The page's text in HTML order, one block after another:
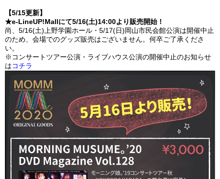
【5/15更新】
★e-LineUP!Mallにて5/16(土)14:00より販売開始！
尚、5/16(土)上野学園ホール・5/17(日)岡山市民会館公演は開催中止
のため、会場でのグッズ販売はございません。何卒ご了承くださ
い。
※コンサートツアー公演・ライブハウス公演の開催中止のお知らせ
はコチラ